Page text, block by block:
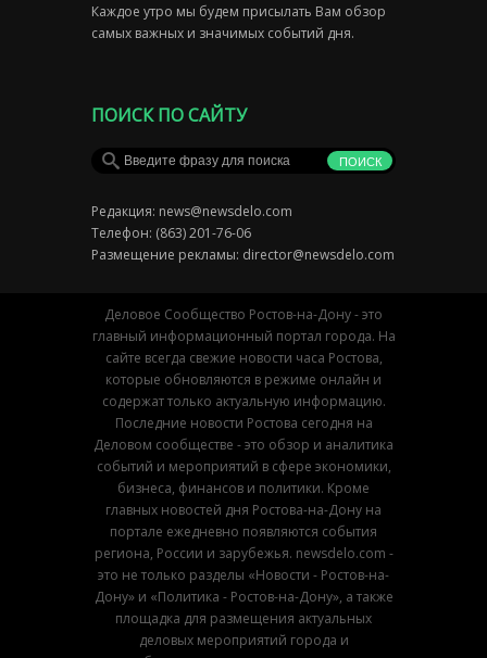
Каждое утро мы будем присылать Вам обзор
самых важных и значимых событий дня.
ПОИСК ПО САЙТУ
Редакция: news@newsdelo.com
Телефон: (863) 201-76-06
Размещение рекламы: director@newsdelo.com
Деловое Сообщество Ростов-на-Дону - это
главный информационный портал города. На
сайте всегда свежие новости часа Ростова,
которые обновляются в режиме онлайн и
содержат только актуальную информацию.
Последние новости Ростова сегодня на
Деловом сообществе - это обзор и аналитика
событий и мероприятий в сфере экономики,
бизнеса, финансов и политики. Кроме
главных новостей дня Ростова-на-Дону на
портале ежедневно появляются события
региона, России и зарубежья. newsdelo.com -
это не только разделы «Новости - Ростов-на-
Дону» и «Политика - Ростов-на-Дону», а также
площадка для размещения актуальных
деловых мероприятий города и